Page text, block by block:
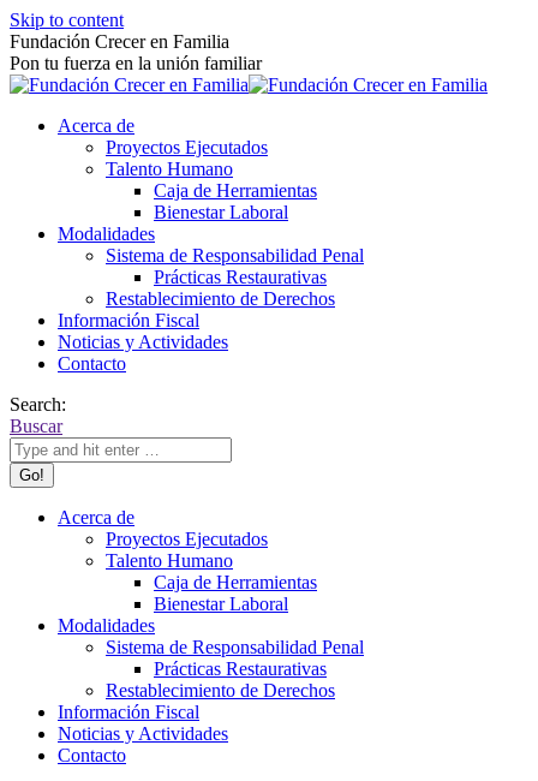
Skip to content
Fundación Crecer en Familia
Pon tu fuerza en la unión familiar
Acerca de
Proyectos Ejecutados
Talento Humano
Caja de Herramientas
Bienestar Laboral
Modalidades
Sistema de Responsabilidad Penal
Prácticas Restaurativas
Restablecimiento de Derechos
Información Fiscal
Noticias y Actividades
Contacto
Search:
Buscar
Acerca de
Proyectos Ejecutados
Talento Humano
Caja de Herramientas
Bienestar Laboral
Modalidades
Sistema de Responsabilidad Penal
Prácticas Restaurativas
Restablecimiento de Derechos
Información Fiscal
Noticias y Actividades
Contacto